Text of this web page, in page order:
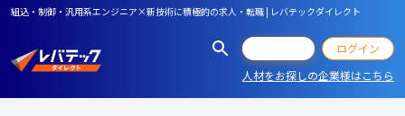
組込・制御・汎用系エンジニア×新技術に積極的の求人・転職 | レバテックダイレクト
ログイン
人材をお探しの企業様はこちら